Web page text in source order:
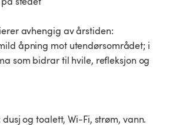
avhengig av årstiden:
åpning mot utendørsområdet; i
som bidrar til hvile, refleksjon og
og toalett, Wi-Fi, strøm, vann.